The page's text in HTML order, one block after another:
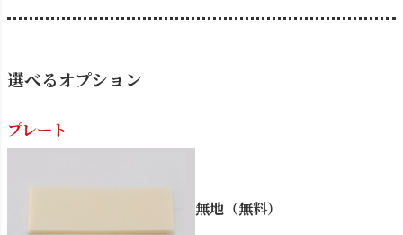
選べるオプション
プレート
無地（無料）